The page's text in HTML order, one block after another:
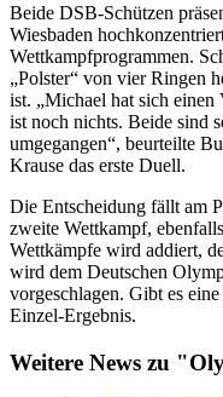
Beide DSB-Schützen
Wiesbaden
Wettkampfprogrammen.
„Polster“ von vier Ringen
ist. „Michael hat sich einen
ist noch nichts. Beide sind
umgegangen“, beurteilte
Krause das erste Duell.
Die Entscheidung fällt am
zweite Wettkampf,
Wettkämpfe wird addiert,
wird dem Deutschen
vorgeschlagen. Gibt es
Einzel-Ergebnis.
Weitere News zu